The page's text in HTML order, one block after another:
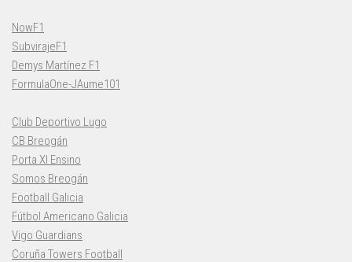
NowF1
SubvirajeF1
Demys Martínez F1
FormulaOne-JAume101
Club Deportivo Lugo
CB Breogán
Porta XI Ensino
Somos Breogán
Football Galicia
Fútbol Americano Galicia
Vigo Guardians
Coruña Towers Football